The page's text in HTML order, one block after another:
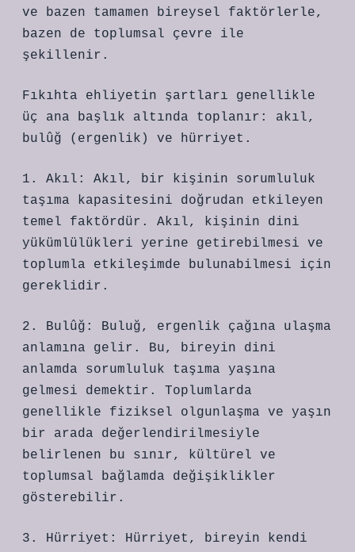
ve bazen tamamen bireysel faktörlerle,
bazen de toplumsal çevre ile
şekillenir.
Fıkıhta ehliyetin şartları genellikle
üç ana başlık altında toplanır: akıl,
bulûğ (ergenlik) ve hürriyet.
1. Akıl: Akıl, bir kişinin sorumluluk
taşıma kapasitesini doğrudan etkileyen
temel faktördür. Akıl, kişinin dini
yükümlülükleri yerine getirebilmesi ve
toplumla etkileşimde bulunabilmesi için
gereklidir.
2. Bulûğ: Buluğ, ergenlik çağına ulaşma
anlamına gelir. Bu, bireyin dini
anlamda sorumluluk taşıma yaşına
gelmesi demektir. Toplumlarda
genellikle fiziksel olgunlaşma ve yaşın
bir arada değerlendirilmesiyle
belirlenen bu sınır, kültürel ve
toplumsal bağlamda değişiklikler
gösterebilir.
3. Hürriyet: Hürriyet, bireyin kendi